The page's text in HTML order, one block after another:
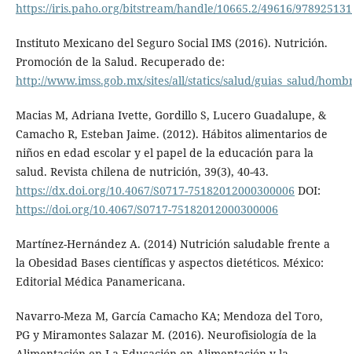
https://iris.paho.org/bitstream/handle/10665.2/49616/
Instituto Mexicano del Seguro Social IMS (2016). Nutrición.
Promoción de la Salud. Recuperado de:
http://www.imss.gob.mx/sites/all/statics/salud/guias_salud/
Macias M, Adriana Ivette, Gordillo S, Lucero Guadalupe, &
Camacho R, Esteban Jaime. (2012). Hábitos alimentarios de
niños en edad escolar y el papel de la educación para la
salud. Revista chilena de nutrición, 39(3), 40-43.
https://dx.doi.org/10.4067/S0717-75182012000300006 DOI:
https://doi.org/10.4067/S0717-75182012000300006
Martínez-Hernández A. (2014) Nutrición saludable frente a
la Obesidad Bases científicas y aspectos dietéticos. México:
Editorial Médica Panamericana.
Navarro-Meza M, García Camacho KA; Mendoza del Toro,
PG y Miramontes Salazar M. (2016). Neurofisiología de la